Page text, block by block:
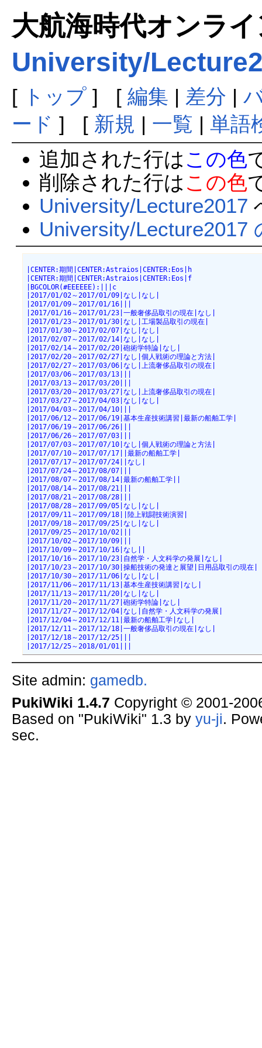
大航海時代オンラ
University/
[ トップ] [ 編集 | 差分 |
ード ] [ 新規 | 一覧 | 単語
追加された行は この色
削除された行は この色
University/Lecture2017
University/Lecture2017
|CENTER:期間|CENTER:Astraios|CENTER:Eos|h
|CENTER:期間|CENTER:Astraios|CENTER:Eos|f
|BGCOLOR(#EEEEEE):|||c
|2017/01/02～2017/01/09|なし|なし|
|2017/01/09～2017/01/16|||
|2017/01/16～2017/01/23|一般奢侈品取引の現在|なし|
|2017/01/23～2017/01/30|なし|工場製品取引の現在|
|2017/01/30～2017/02/07|なし|なし|
|2017/02/07～2017/02/14|なし|なし|
|2017/02/14～2017/02/20|砲術学特論|なし|
|2017/02/20～2017/02/27|なし|個人戦術の理論と方法|
|2017/02/27～2017/03/06|なし|上流奢侈品取引の現在|
|2017/03/06～2017/03/13|||
|2017/03/13～2017/03/20|||
|2017/03/20～2017/03/27|なし|上流奢侈品取引の現在|
|2017/03/27～2017/04/03|なし|なし|
|2017/04/03～2017/04/10|||
|2017/06/12～2017/06/19|基本生産技術講習|最新の船舶工学|
|2017/06/19～2017/06/26|||
|2017/06/26～2017/07/03|||
|2017/07/03～2017/07/10|なし|個人戦術の理論と方法|
|2017/07/10～2017/07/17||最新の船舶工学|
|2017/07/17～2017/07/24||なし|
|2017/07/24～2017/08/07|||
|2017/08/07～2017/08/14|最新の船舶工学||
|2017/08/14～2017/08/21|||
|2017/08/21～2017/08/28|||
|2017/08/28～2017/09/05|なし|なし|
|2017/09/11～2017/09/18||陸上戦闘技術演習|
|2017/09/18～2017/09/25|なし|なし|
|2017/09/25～2017/10/02|||
|2017/10/02～2017/10/09|||
|2017/10/09～2017/10/16|なし||
|2017/10/16～2017/10/23|自然学・人文科学の発展|なし|
|2017/10/23～2017/10/30|操船技術の発達と展望|日用品取引の現在|
|2017/10/30～2017/11/06|なし|なし|
|2017/11/06～2017/11/13|基本生産技術講習|なし|
|2017/11/13～2017/11/20|なし|なし|
|2017/11/20～2017/11/27|砲術学特論|なし|
|2017/11/27～2017/12/04|なし|自然学・人文科学の発展|
|2017/12/04～2017/12/11|最新の船舶工学|なし|
|2017/12/11～2017/12/18|一般奢侈品取引の現在|なし|
|2017/12/18～2017/12/25|||
|2017/12/25～2018/01/01|||
Site admin: gamedb.
PukiWiki 1.4.7 Copyright © 2001-
Based on "PukiWiki" 1.3 by yu-ji.
sec.